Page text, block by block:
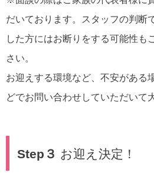
だいております。スタッフの判断
した方にはお断りをする可能性も
さい。
お迎えする環境など、不安がある
どでお問い合わせしていただいて
Step３ お迎え決定！